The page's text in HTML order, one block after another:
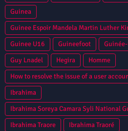
Guinea
Guinee Espoir Mandela Martin Luther
Guinee U16
Guineefoot
Guy Lnadel
Hegira
Homme
How to resolve the issue of a user
locked in Oracle Database?
Ibrahima
Ibrahima Soreya Camara Syli National
Ibrahima Traore
Ibrahima Traoré